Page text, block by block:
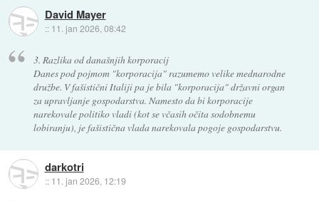
David Mayer
:: 11. jan 2026, 08:42
3. Razlika od današnjih korporacij
Danes pod pojmom "korporacija" razumemo velike mednarodne
družbe. V fašistični Italiji pa je bila "korporacija" državni organ
za upravljanje gospodarstva. Namesto da bi korporacije
narekovale politiko vladi (kot se včasih očita sodobnemu
lobiranju), je fašistična vlada narekovala pogoje gospodarstvu.
darkotri
:: 11. jan 2026, 12:19